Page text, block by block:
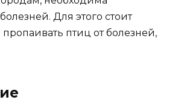
Для этого стоит
птиц от болезней,